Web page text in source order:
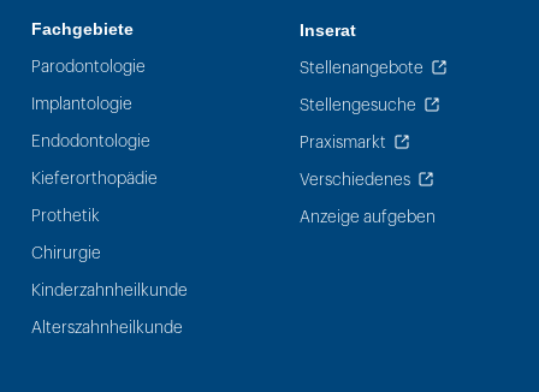
Fachgebiete
Parodontologie
Implantologie
Endodontologie
Kieferorthopädie
Prothetik
Chirurgie
Kinderzahnheilkunde
Alterszahnheilkunde
Inserat
Stellenangebote
Stellengesuche
Praxismarkt
Verschiedenes
Anzeige aufgeben